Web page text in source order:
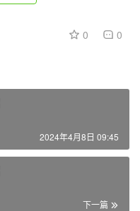
0 0
2024年4月8日 09:45
下一篇